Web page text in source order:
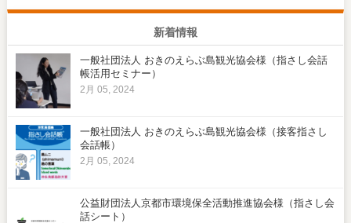
新着情報
一般社団法人 おきのえらぶ島観光協会様（指さし会話
帳活用セミナー）
2月 05, 2024
一般社団法人 おきのえらぶ島観光協会様（接客指さし
会話帳）
2月 05, 2024
公益財団法人京都市環境保全活動推進協会様（指さし会
話シート）